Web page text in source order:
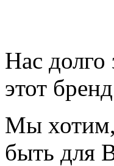
Нас долго
этот
Мы хотим,
быть для